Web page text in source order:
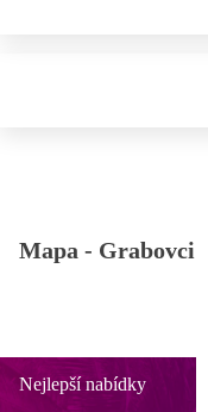
Mapa - Grabovci
Nejlepší nabídky